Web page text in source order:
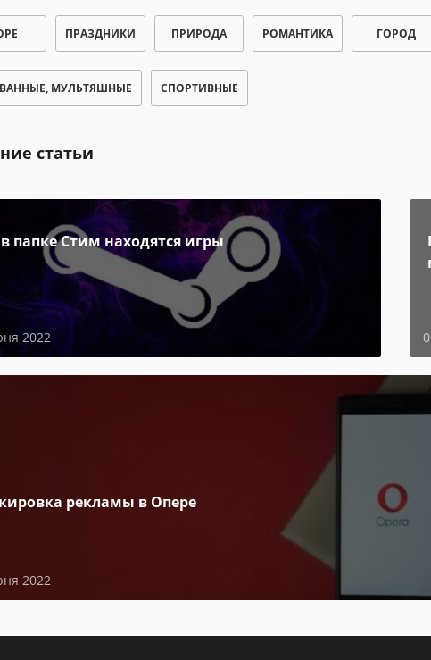
ПРАЗДНИКИ ПРИРОДА РОМАНТИКА ГОРОД
МУЛЬТЯШНЫЕ СПОРТИВНЫЕ
статьи
папке Стим находятся игры
2022
рекламы в Опере
2022